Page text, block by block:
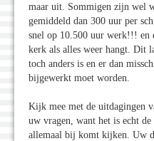
maar uit. Sommigen zijn wel
gemiddeld dan 300 uur per
snel op 10.500 uur werk!!! en
kerk als alles weer hangt. Dit
toch anders is en er dan
bijgewerkt moet worden.
Kijk mee met de uitdagingen
uw vragen, want het is echt
allemaal bij komt kijken. Uw